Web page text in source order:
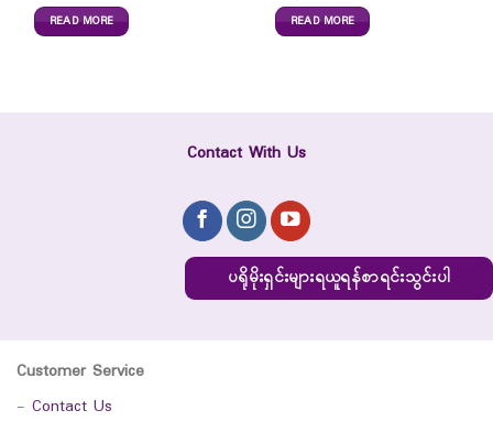
READ MORE READ MORE
Contact With Us
ပရိုမိုးရှင်းများရယူရန်စာရင်းသွင်းပါ
Customer Service
- Contact Us